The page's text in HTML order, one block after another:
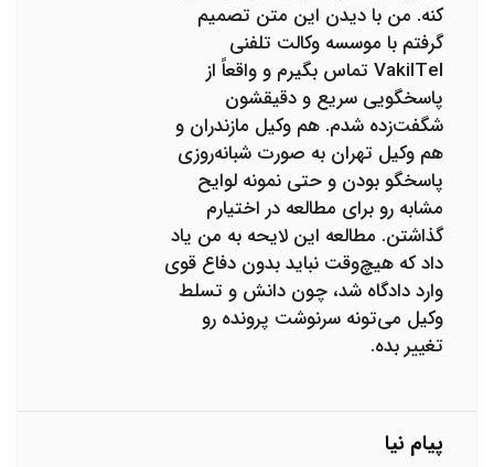
کنه. من با دیدن این متن تصمیم
گرفتم با موسسه وکالت تلفنی
VakilTel تماس بگیرم و واقعاً از
پاسخگویی سریع و دقیقشون
شگفت‌زده شدم. هم وکیل مازندران و
هم وکیل تهران به صورت شبانه‌روزی
پاسخگو بودن و حتی نمونه لوایح
مشابه رو برای مطالعه در اختیارم
گذاشتن. مطالعه این لایحه به من یاد
داد که هیچ‌وقت نباید بدون دفاع قوی
وارد دادگاه شد، چون دانش و تسلط
وکیل می‌تونه سرنوشت پرونده رو
تغییر بده.
پیام نیا